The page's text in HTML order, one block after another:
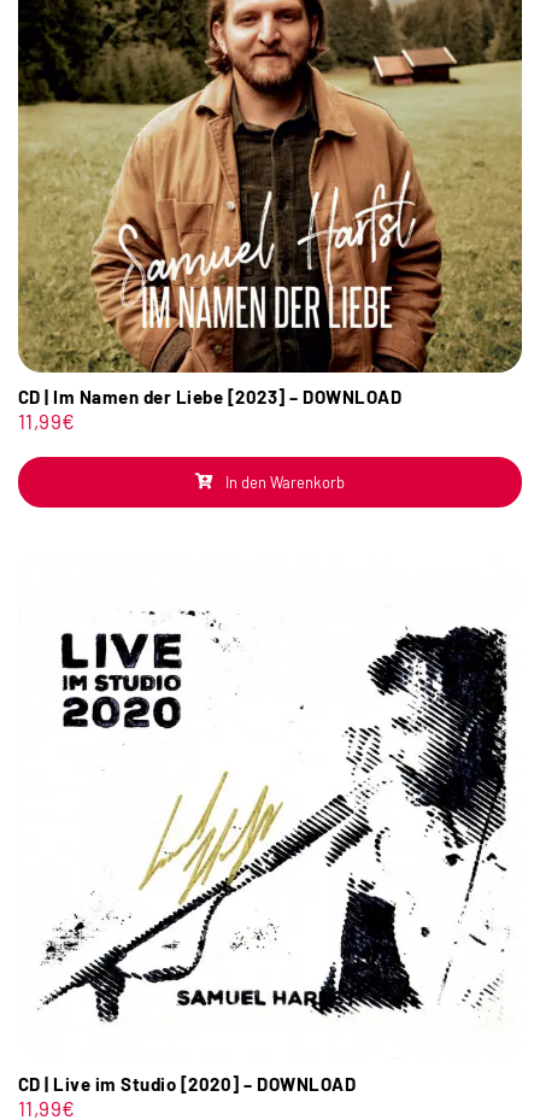
CD | Im Namen der Liebe [2023] – DOWNLOAD
11,99€
In den Warenkorb
CD | Live im Studio [2020] – DOWNLOAD
11,99€